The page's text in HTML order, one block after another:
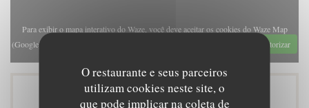
O restaurante e seus parceiros
utilizam cookies neste site, o
que pode implicar na coleta de
Para exibir o mapa interativo do Waze, você deve aceitar os cookies do Waze Map
(Google). Esses cookies podem coletar dados de navegação e localização.
Autorizar